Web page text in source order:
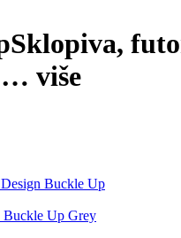
Sklopiva,
… više
Buckle Up
Buckle Up Grey